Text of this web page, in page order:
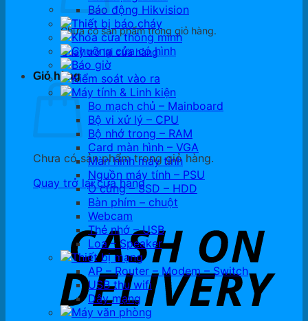
Chưa có sản phẩm trong giỏ hàng.
Quay trở lại cửa hàng
Giỏ hàng
Chưa có sản phẩm trong giỏ hàng.
Quay trở lại cửa hàng
Báo động Hikvision
Thiết bị báo cháy
Khóa cửa thông minh
Chuông cửa có hình
Báo giờ
Kiểm soát vào ra
Máy tính & Linh kiện
Bo mạch chủ – Mainboard
Bộ vi xử lý – CPU
Bộ nhớ trong – RAM
Card màn hình – VGA
Màn hình máy tính
Nguồn máy tính – PSU
Ổ cứng – SSD – HDD
Bàn phím – chuột
Webcam
Thẻ nhớ – USB
Loa – Speaker
Thiết bị mạng
AP – Router – Modem – Switch
USB thu wifi
Dây mạng
Máy văn phòng